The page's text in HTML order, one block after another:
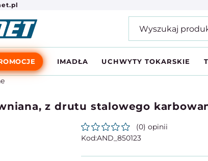
IMADŁA UCHWYTY TOKARSKIE
z drutu stalowego
(0) opinii
AND_850123